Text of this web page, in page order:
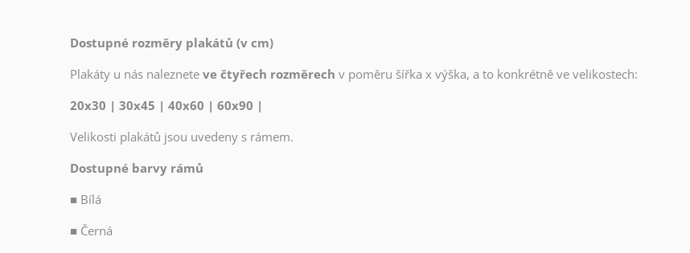
Dostupné rozměry plakátů (v cm)
Plakáty u nás naleznete ve čtyřech rozměrech v poměru šířka x výška, a to konkrétně ve velikostech:
20x30 | 30x45 | 40x60 | 60x90 |
Velikosti plakátů jsou uvedeny s rámem.
Dostupné barvy rámů
■ Bílá
■ Černá